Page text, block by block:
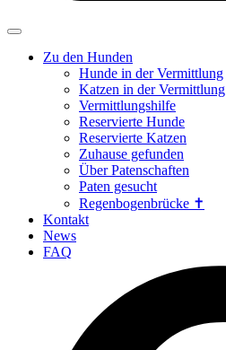
Zu den Hunden
Hunde in der Vermittlung
Katzen in der Vermittlung
Vermittlungshilfe
Reservierte Hunde
Reservierte Katzen
Zuhause gefunden
Über Patenschaften
Paten gesucht
Regenbogenbrücke ✝
Kontakt
News
FAQ